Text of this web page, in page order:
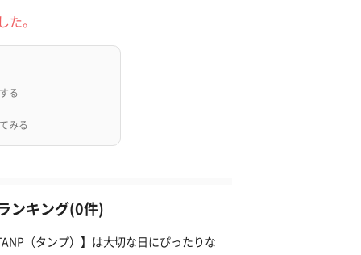
。
る
みる
ンキング(0件)
（タンプ）】は大切な日にぴったりな